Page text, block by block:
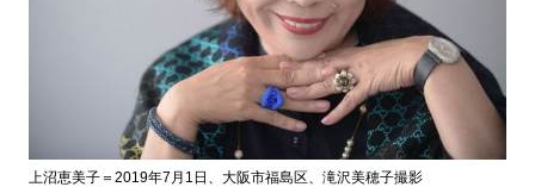
上沼恵美子＝2019年7月1日、大阪市福島区、滝沢美穂子撮影